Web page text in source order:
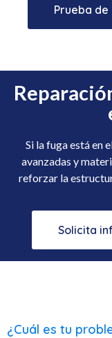
Prueba
Si la fuga está en
avanzadas y
reforzar la
Solicita
¿Cuál es tu